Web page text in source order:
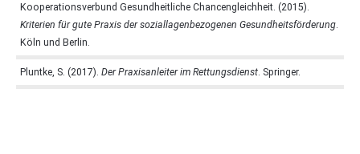
Kooperationsverbund Gesundheitliche Chancengleichheit. (2015).
Kriterien für gute Praxis der soziallagenbezogenen Gesundheitsförderung
Köln und Berlin.
Pluntke, S. (2017). Der Praxisanleiter im Rettungsdienst . Springer.